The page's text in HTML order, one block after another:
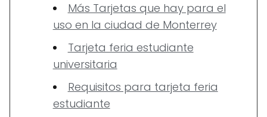
Más Tarjetas que hay para el
uso en la ciudad de Monterrey
Tarjeta feria estudiante
universitaria
Requisitos para tarjeta feria
estudiante